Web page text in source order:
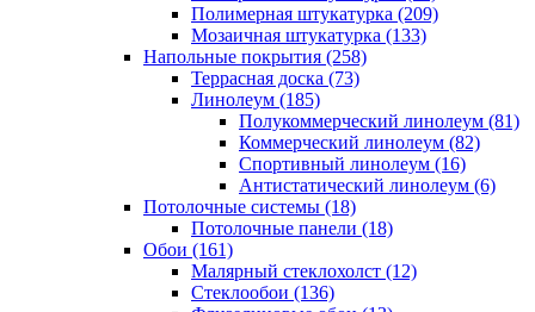
Полимерная штукатурка (209)
Мозаичная штукатурка (133)
Напольные покрытия (258)
Террасная доска (73)
Линолеум (185)
Полукоммерческий линолеум (81)
Коммерческий линолеум (82)
Спортивный линолеум (16)
Антистатический линолеум (6)
Потолочные системы (18)
Потолочные панели (18)
Обои (161)
Малярный стеклохолст (12)
Стеклообои (136)